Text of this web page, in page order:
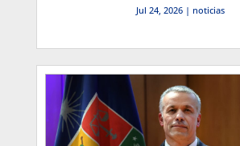
Jul 24, 2026| noticias